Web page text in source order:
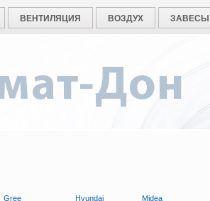
ВЕНТИЛЯЦИЯ ВОЗДУХ ЗАВЕСЫ
Gree Hyundai Midea